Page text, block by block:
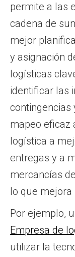
permite a las
cadena de
mejor
y asignación
logísticas
identificar las
contingencias
mapeo eficaz
logística a
entregas y a
mercancías
lo que mejora
Por ejemplo,
Empresa de
utilizar la